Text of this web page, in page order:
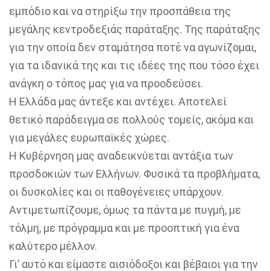
εμπόδιο και να στηρίξω την προσπάθεια της
μεγάλης κεντροδεξιάς παράταξης. Της παράταξης
για την οποία δεν σταμάτησα ποτέ να αγωνίζομαι,
για τα ιδανικά της και τις ιδέες της που τόσο έχει
ανάγκη ο τόπος μας για να προοδεύσει.
Η Ελλάδα μας άντεξε και αντέχει. Αποτελεί
θετικό παράδειγμα σε πολλούς τομείς, ακόμα και
για μεγάλες ευρωπαϊκές χώρες.
Η Κυβέρνηση μας αναδεικνύεται αντάξια των
προσδοκιών των Ελλήνων. Φυσικά τα προβλήματα,
οι δυσκολίες και οι παθογένειες υπάρχουν.
Αντιμετωπίζουμε, όμως τα πάντα με πυγμή, με
τόλμη, με πρόγραμμα και με προοπτική για ένα
καλύτερο μέλλον.
Γι’ αυτό και είμαστε αισιόδοξοι και βέβαιοι για την